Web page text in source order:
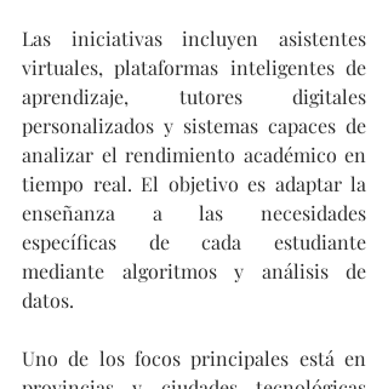
Las iniciativas incluyen asistentes
virtuales, plataformas inteligentes de
aprendizaje, tutores digitales
personalizados y sistemas capaces de
analizar el rendimiento académico en
tiempo real. El objetivo es adaptar la
enseñanza a las necesidades
específicas de cada estudiante
mediante algoritmos y análisis de
datos.
Uno de los focos principales está en